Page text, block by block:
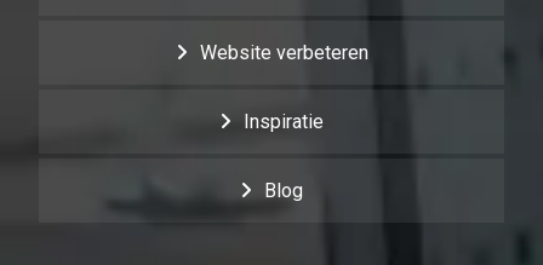
Website verbeteren
Inspiratie
Blog